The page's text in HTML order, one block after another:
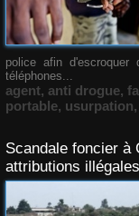
police afin d'escroquer
téléphones...
agent, anti drogue,
portable, usurpation,
Scandale foncier à
attributions